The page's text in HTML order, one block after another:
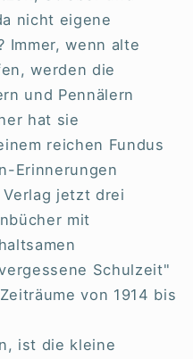
nicht eigene
Immer, wenn alte
werden die
und Pennälern
hat sie
reichen Fundus
Erinnerungen
jetzt drei
mit
Schulzeit"
von 1914 bis
ist die kleine